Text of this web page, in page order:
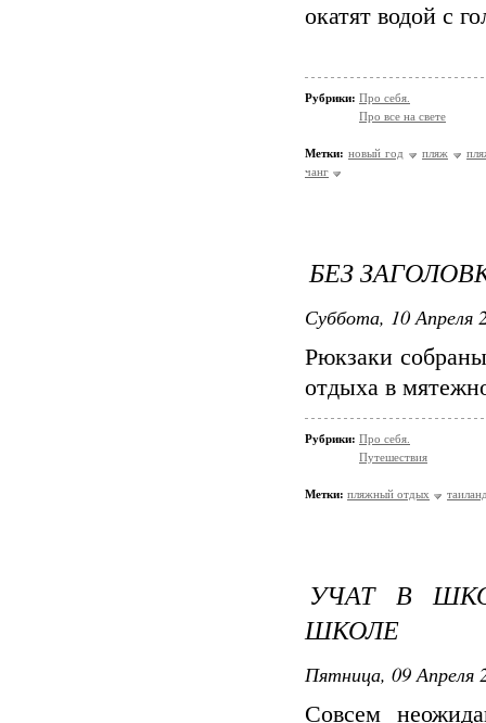
окатят водой с
Рубрики: Про себя.
Про все на свете
Метки: новый год пляж
чанг
БЕЗ
Суббота, 10 Апреля
Рюкзаки
отдыха в
Рубрики: Про себя.
Путешествия
Метки: пляжный отдых
УЧАТ В
ШКОЛЕ
Пятница, 09 Апреля
Совсем